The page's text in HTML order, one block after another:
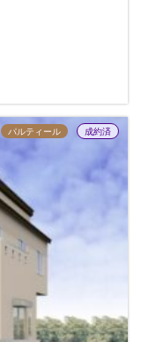
パルティール 成約済